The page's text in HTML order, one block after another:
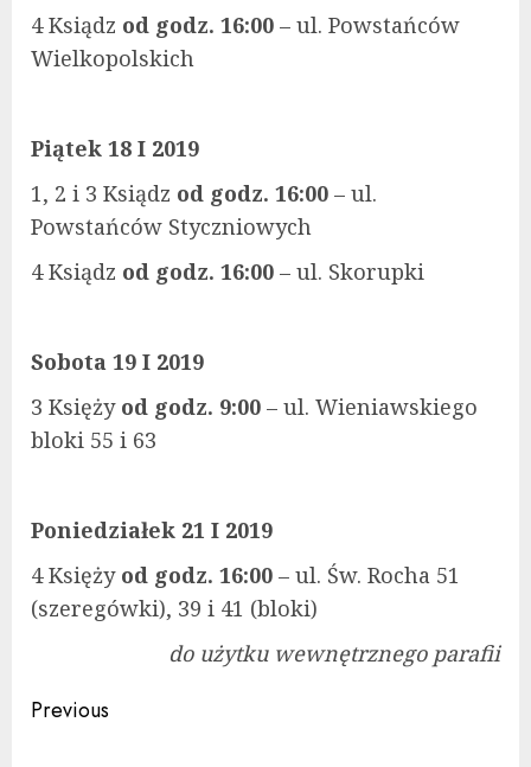
4 Ksiądz od godz. 16:00 – ul. Powstańców
Wielkopolskich
Piątek 18 I 2019
1, 2 i 3 Ksiądz od godz. 16:00 – ul.
Powstańców Styczniowych
4 Ksiądz od godz. 16:00 – ul. Skorupki
Sobota 19 I 2019
3 Księży od godz. 9:00 – ul. Wieniawskiego
bloki 55 i 63
Poniedziałek 21 I 2019
4 Księży od godz. 16:00 – ul. Św. Rocha 51
(szeregówki), 39 i 41 (bloki)
do użytku wewnętrznego parafii
Continue
Previous